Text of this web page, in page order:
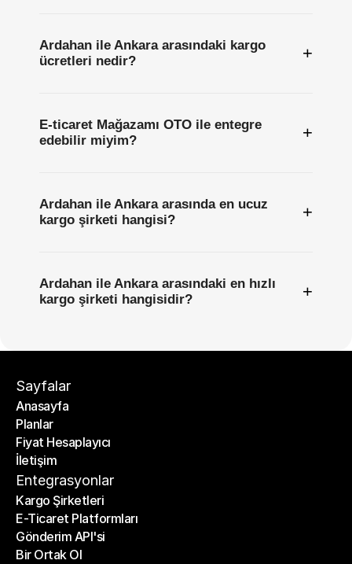
Ardahan ile Ankara arasındaki kargo
ücretleri nedir?
+
E-ticaret Mağazamı OTO ile entegre
edebilir miyim?
+
Ardahan ile Ankara arasında en ucuz
kargo şirketi hangisi?
+
Ardahan ile Ankara arasındaki en hızlı
kargo şirketi hangisidir?
+
Sayfalar
Anasayfa
Anasayfa
Planlar
Planlar
Fiyat Hesaplayıcı
Fiyat Hesaplayıcı
İletişim
İletişim
Entegrasyonlar
Kargo Şirketleri
Kargo Şirketleri
E-Ticaret Platformları
E-Ticaret Platformları
Gönderim API'si
Gönderim API'si
Bir Ortak Ol